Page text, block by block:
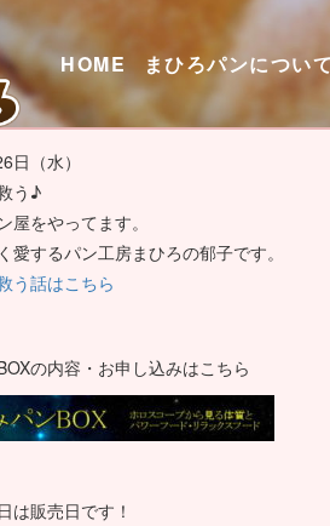
HOME まひろパンについ
日（水）
う♪
屋をやってます。
愛するパン工房まひろの郁子です。
う話はこちら
の内容・お申し込みはこちら
は販売日です！